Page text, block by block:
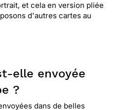
et cela en version pliée
d'autres cartes au
elle envoyée
?
dans de belles